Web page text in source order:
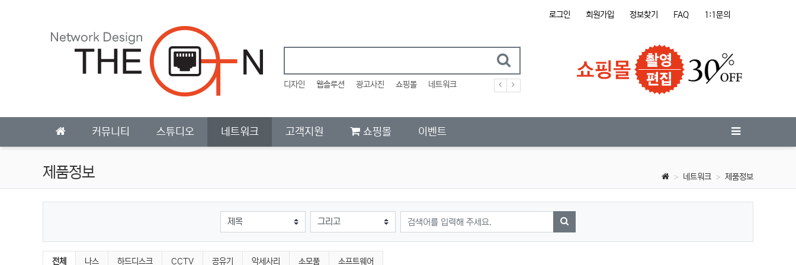
로그인 회원가입 정보찾기 FAQ 1:1문의
디자인 웹솔루션 광고사진 쇼핑몰 네트워크
커뮤니티 스튜디오 네트워크 고객지원 쇼핑몰 이벤트
제품정보 네트워크 제품정보
검색대상
검색어
검색하기
제품정보 분류 목록
전체 나스 하드디스크 CCTV 공유기 악세사리 소모품 소프트웨어